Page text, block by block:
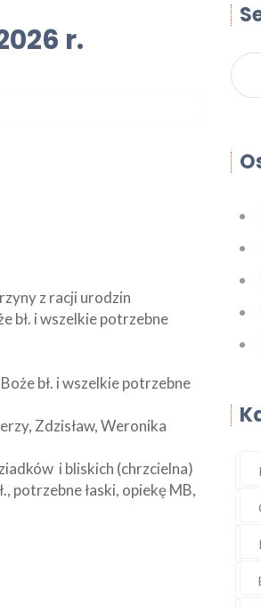
r.
z racji urodzin
bł. i wszelkie potrzebne
bł. i wszelkie potrzebne
Zdzisław, Weronika
i bliskich (chrzcielna)
potrzebne łaski, opiekę MB,